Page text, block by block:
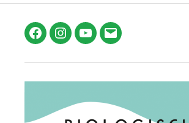
FacebookInstagram
YouTube
E-